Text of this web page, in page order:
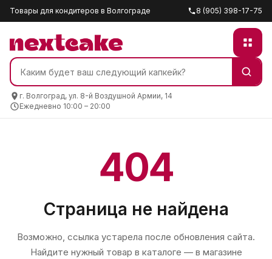
Товары для кондитеров в Волгограде 8 (905) 398-17-75
г. Волгоград, ул. 8-й Воздушной Армии, 14
Ежедневно 10:00 – 20:00
404
Страница не найдена
Возможно, ссылка устарела после обновления сайта.
Найдите нужный товар в каталоге — в магазине